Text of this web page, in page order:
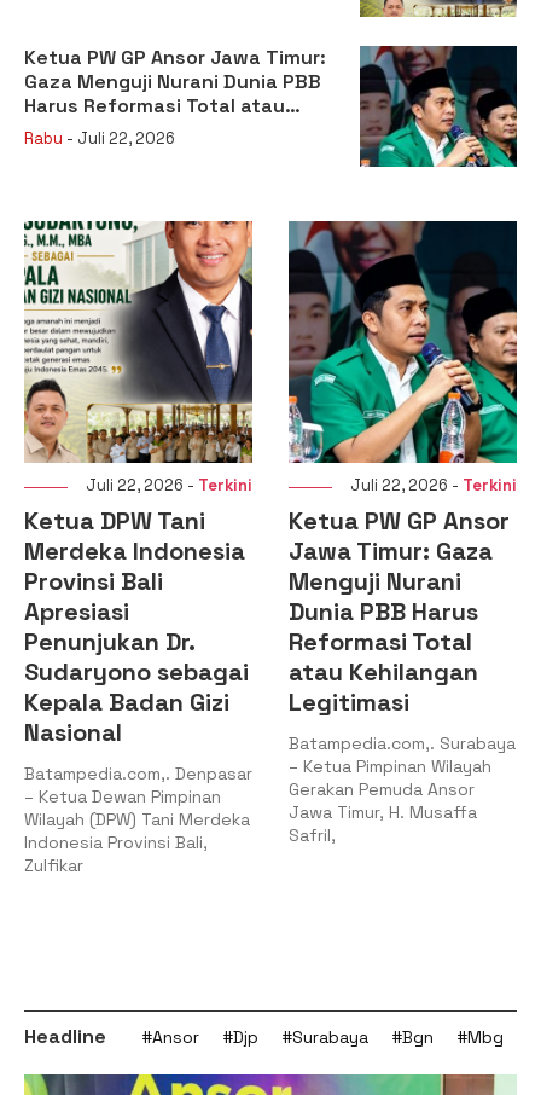
Ketua PW GP Ansor Jawa Timur:
Gaza Menguji Nurani Dunia PBB
Harus Reformasi Total atau
Kehilangan Legitimasi
Rabu - Juli 22, 2026
-Terkini
Tani
Dr.
sebagai
Gizi
Denpasar
Merdeka
Bali,
Juli 22, 2026 -Terkini
Ketua PW GP Ansor
Jawa Timur: Gaza
Menguji Nurani
Dunia PBB Harus
Reformasi Total
atau Kehilangan
Legitimasi
Batampedia.com,. Surabaya
– Ketua Pimpinan Wilayah
Gerakan Pemuda Ansor
Jawa Timur, H. Musaffa
Safril,
Juli 20,
PKC PMII
Legitimasi
Bintan
pada
Mujrin
Pengurus
Cabang (PKC)
Headline #Ansor #Djp #Surabaya #Bgn #Mbg